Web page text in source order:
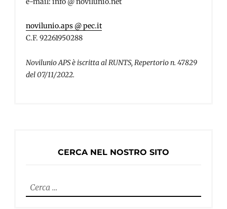
novilunio.aps @ pec.it
C.F. 92261950288
Novilunio APS è iscritta al RUNTS, Repertorio n. 47829
del 07/11/2022.
CERCA NEL NOSTRO SITO
Ricerca
per: